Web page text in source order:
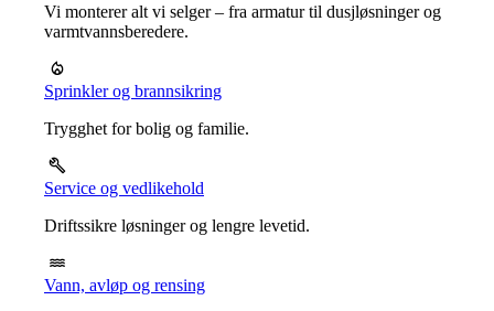
Vi monterer alt vi selger – fra armatur til dusjløsninger og
varmtvannsberedere.
Sprinkler og brannsikring
Trygghet for bolig og familie.
Service og vedlikehold
Driftssikre løsninger og lengre levetid.
Vann, avløp og rensing